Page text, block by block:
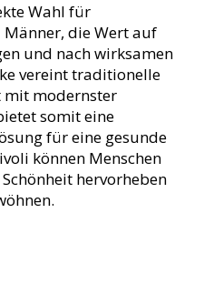
Wahl für
die Wert auf
und nach wirksamen
vereint traditionelle
mit modernster
somit eine
für eine gesunde
können Menschen
hervorheben